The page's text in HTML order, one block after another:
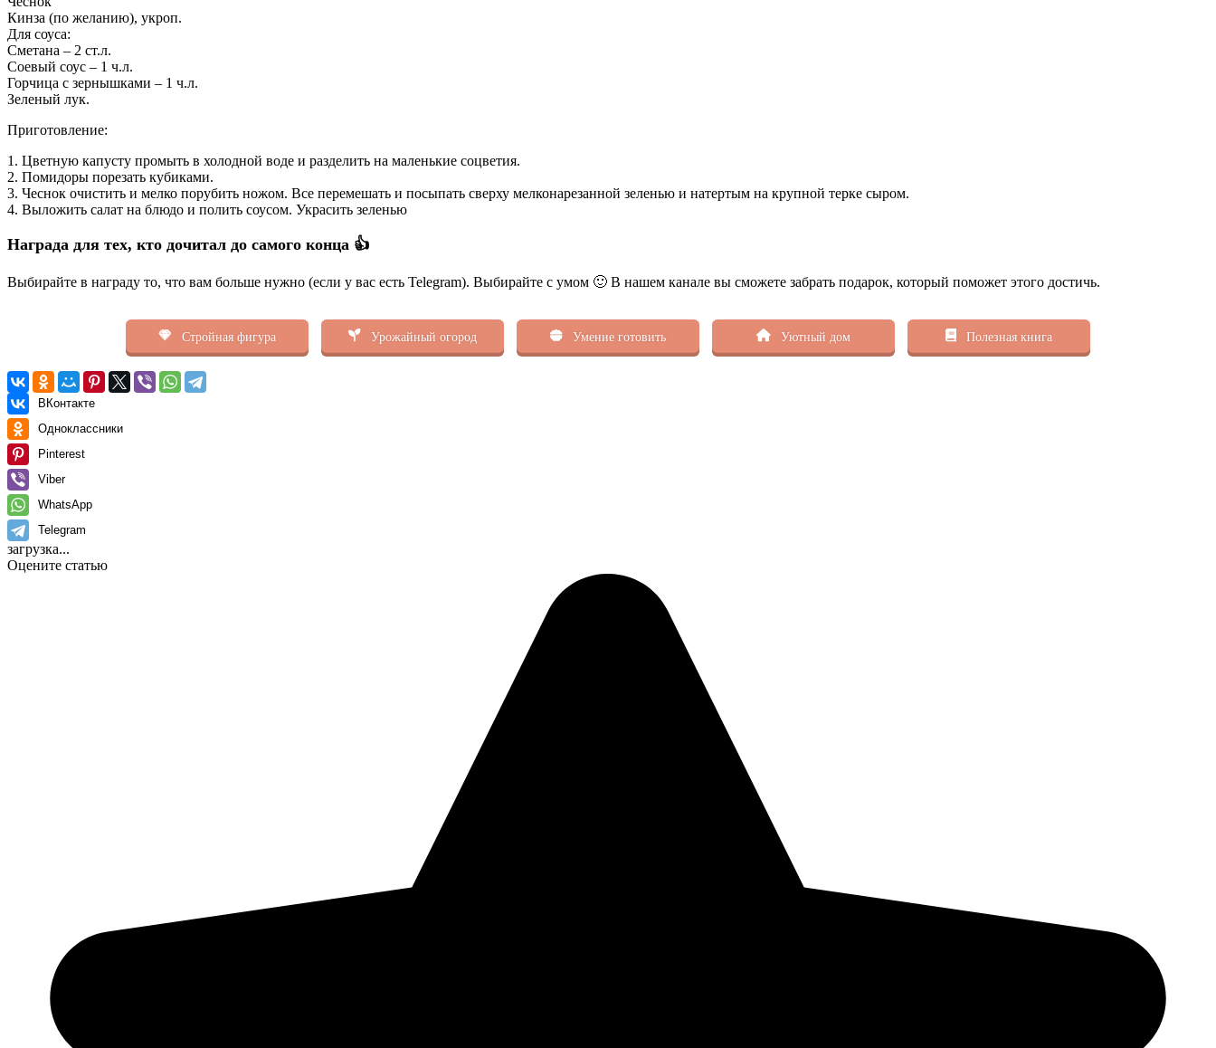
Кинза (по желанию), укроп.
Для соуса:
Сметана – 2 ст.л.
Соевый соус – 1 ч.л.
Горчица с зернышками – 1 ч.л.
Зеленый лук.
Приготовление:
1. Цветную капусту промыть в холодной воде и разделить на маленькие соцветия.
2. Помидоры порезать кубиками.
3. Чеснок очистить и мелко порубить ножом. Все перемешать и посыпать сверху мелконарезанной зеленью и натертым на крупной терке сыром.
4. Выложить салат на блюдо и полить соусом. Украсить зеленью
Награда для тех, кто дочитал до самого конца 👍
Выбирайте в награду то, что вам больше нужно (если у вас есть Telegram). Выбирайте с умом 🙂 В нашем канале вы сможете забрать подарок, который поможет этого достичь.
Стройная фигура Урожайный огород Умение готовить Уютный дом Полезная книга
ВКонтакте
Одноклассники
Pinterest
Viber
WhatsApp
Telegram
загрузка...
Оцените статью